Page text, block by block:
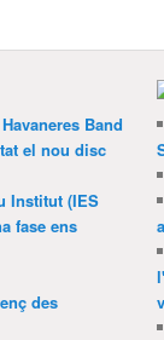
Band
el nou disc
Institut (IES
fase ens
des